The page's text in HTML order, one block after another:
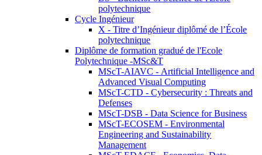
polytechnique
Cycle Ingénieur
X - Titre d’Ingénieur diplômé de l’École
polytechnique
Diplôme de formation gradué de l'Ecole
Polytechnique -MSc&T
MScT-AIAVC - Artificial Intelligence and
Advanced Visual Computing
MScT-CTD - Cybersecurity : Threats and
Defenses
MScT-DSB - Data Science for Business
MScT-ECOSEM - Environmental
Engineering and Sustainability
Management